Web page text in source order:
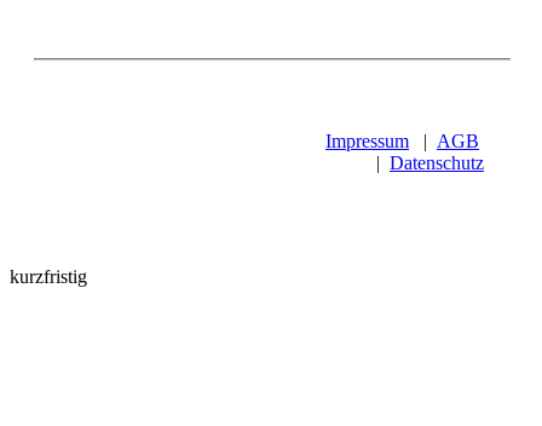
Impressum | AGB
| Datenschutz
kurzfristig